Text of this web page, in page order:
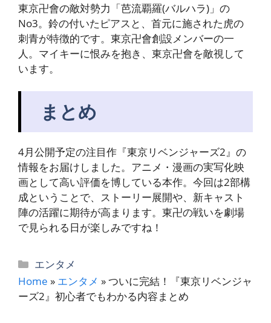
東京卍會の敵対勢力「芭流覇羅(バルハラ)」の
No3。鈴の付いたピアスと、首元に施された虎の
刺青が特徴的です。東京卍會創設メンバーの一
人。マイキーに恨みを抱き、東京卍會を敵視して
います。
まとめ
4月公開予定の注目作『東京リベンジャーズ2』の
情報をお届けしました。アニメ・漫画の実写化映
画として高い評価を博している本作。今回は2部構
成ということで、ストーリー展開や、新キャスト
陣の活躍に期待が高まります。東卍の戦いを劇場
で見られる日が楽しみですね！
カ
テ
ゴ
エンタメ
Home » エンタメ »ついに完結！『東京リベンジャ
ーズ2』初心者でもわかる内容まとめ